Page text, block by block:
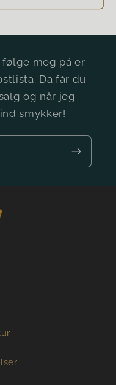
følge meg på er
Da får du
og når jeg
smykker!